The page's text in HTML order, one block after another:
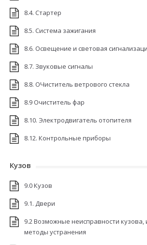
8.4. Стартер
8.5. Система зажигания
8.6. Освещение и световая
8.7. Звуковые сигналы
8.8. ОЧиститель ветрового стекла
8.9 Очиститель фар
8.10. Электродвигатель отопителя
8.12. Контрольные приборы
Кузов
9.0 Кузов
9.1. Двери
9.2 Возможные неисправности кузова,
методы устранения